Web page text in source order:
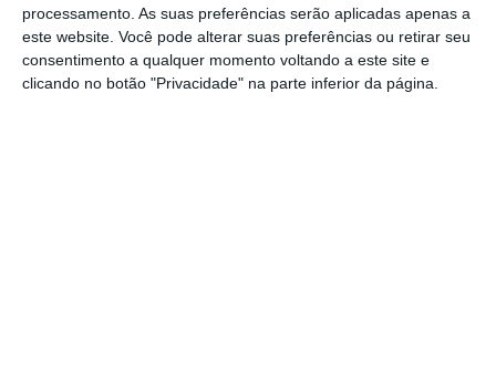
processamento. As suas preferências serão aplicadas apenas a
este website. Você pode alterar suas preferências ou retirar seu
consentimento a qualquer momento voltando a este site e
clicando no botão "Privacidade" na parte inferior da página.
energética ao mesmo tempo que simplifica o dia-
a-dia dos utilizadores de veículos elétricos.